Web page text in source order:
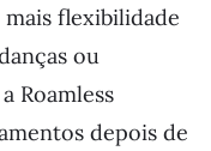
flexibilidade
ou
Roamless
depois de